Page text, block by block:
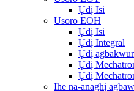
Ụdị Isi
Usoro EOH
Ụdị Isi
Ụdị Integral
Ụdị
Ụdị
Ụdị
Ihe na-anaghị